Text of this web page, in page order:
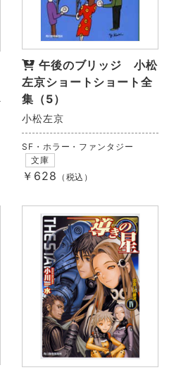
午後のブリッジ 小松
左京ショートショート全
集（5）
小松左京
SF・ホラー・ファンタジー
文庫
￥628 （税込）